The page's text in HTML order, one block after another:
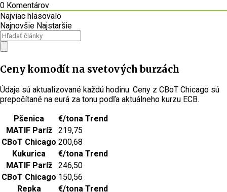
0 Komentárov
Najviac hlasovalo
Najnovšie Najstaršie
Ceny komodít na svetových burzách
Údaje sú aktualizované každú hodinu. Ceny z CBoT Chicago sú
prepočítané na eurá za tonu podľa aktuálneho kurzu ECB.
Pšenica
€/tona Trend
MATIF Paríž
219,75
CBoT Chicago 200,68
Kukurica
€/tona Trend
MATIF Paríž
246,50
CBoT Chicago 150,56
Repka
€/tona Trend